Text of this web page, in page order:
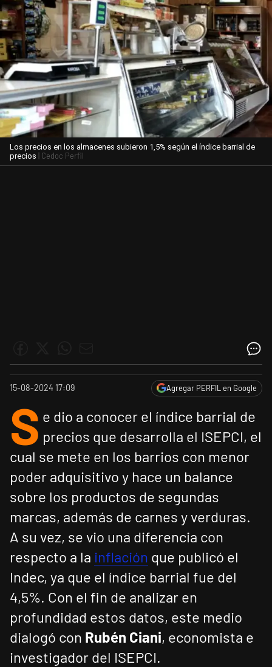
Los precios en los almacenes subieron 1,5% según el índice barrial de
precios | Cedoc Perfil
15-08-2024 17:09 Agregar PERFIL en Google
S e dio a conocer el índice barrial de
precios que desarrolla el ISEPCI, el
cual se mete en los barrios con menor
poder adquisitivo y hace un balance
sobre los productos de segundas
marcas, además de carnes y verduras.
A su vez, se vio una diferencia con
respecto a la inflación que publicó el
Indec, ya que el índice barrial fue del
4,5%. Con el fin de analizar en
profundidad estos datos, este medio
dialogó con Rubén Ciani, economista e
investigador del ISEPCI.